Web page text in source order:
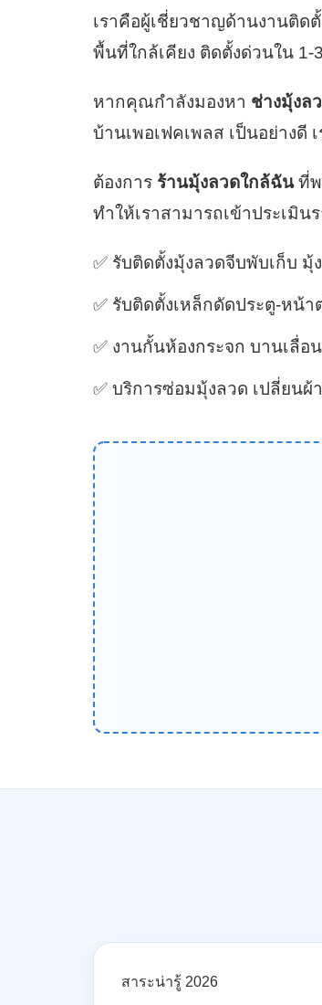
เราคือผู้เชี่ยวชาญด้านงานติด
พื้นที่ใกล้เคียง ติดตั้งด่วนใน 1-
หากคุณกำลังมองหา ช่างมุ้งล
บ้านเพอเฟคเพลส เป็นอย่าง
ต้องการ ร้านมุ้งลวดใกล้ฉันที่พ
ทำให้เราสามารถเข้าประเมิ
✅ รับติดตั้งมุ้งลวดจีบพับเก็บ มุ้
✅ รับติดตั้งเหล็กดัดประตู-หน้
✅ งานกั้นห้องกระจก บานเลื่อ
✅ บริการซ่อมมุ้งลวด เปลี่ยน
สาระน่ารู้ 2026